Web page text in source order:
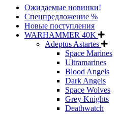
Ожидаемые новинки!
Спецпредложение %
Новые поступления
WARHAMMER 40K
Adeptus Astartes
Space Marines
Ultramarines
Blood Angels
Dark Angels
Space Wolves
Grey Knights
Deathwatch